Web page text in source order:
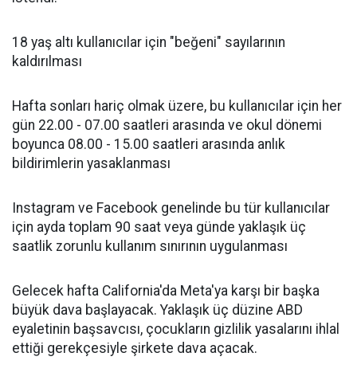
18 yaş altı kullanıcılar için "beğeni" sayılarının
kaldırılması
Hafta sonları hariç olmak üzere, bu kullanıcılar için her
gün 22.00 - 07.00 saatleri arasında ve okul dönemi
boyunca 08.00 - 15.00 saatleri arasında anlık
bildirimlerin yasaklanması
Instagram ve Facebook genelinde bu tür kullanıcılar
için ayda toplam 90 saat veya günde yaklaşık üç
saatlik zorunlu kullanım sınırının uygulanması
Gelecek hafta California'da Meta'ya karşı bir başka
büyük dava başlayacak. Yaklaşık üç düzine ABD
eyaletinin başsavcısı, çocukların gizlilik yasalarını ihlal
ettiği gerekçesiyle şirkete dava açacak.